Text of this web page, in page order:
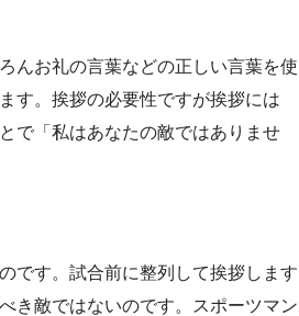
んお礼の言葉などの正しい言葉を使
す。 挨拶の必要性ですが挨拶には
で 「私はあなたの敵ではありませ
です。 試合前に整列して挨拶します
き敵ではないのです。
スポーツマン